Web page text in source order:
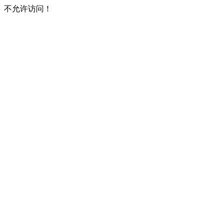
不允许访问！